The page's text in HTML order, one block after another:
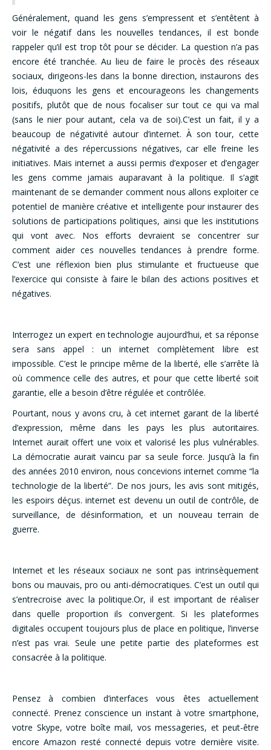
Généralement, quand les gens s’empressent et s’entêtent à
voir le négatif dans les nouvelles tendances, il est bonde
rappeler qu’il est trop tôt pour se décider. La question n’a pas
encore été tranchée. Au lieu de faire le procès des réseaux
sociaux, dirigeons-les dans la bonne direction, instaurons des
lois, éduquons les gens et encourageons les changements
positifs, plutôt que de nous focaliser sur tout ce qui va mal
(sans le nier pour autant, cela va de soi).C’est un fait, il y a
beaucoup de négativité autour d’internet. À son tour, cette
négativité a des répercussions négatives, car elle freine les
initiatives. Mais internet a aussi permis d’exposer et d’engager
les gens comme jamais auparavant à la politique. Il s’agit
maintenant de se demander comment nous allons exploiter ce
potentiel de manière créative et intelligente pour instaurer des
solutions de participations politiques, ainsi que les institutions
qui vont avec. Nos efforts devraient se concentrer sur
comment aider ces nouvelles tendances à prendre forme.
C’est une réflexion bien plus stimulante et fructueuse que
l’exercice qui consiste à faire le bilan des actions positives et
négatives.
Interrogez un expert en technologie aujourd’hui, et sa réponse
sera sans appel : un internet complètement libre est
impossible. C’est le principe même de la liberté, elle s’arrête là
où commence celle des autres, et pour que cette liberté soit
garantie, elle a besoin d’être régulée et contrôlée.
Pourtant, nous y avons cru, à cet internet garant de la liberté
d’expression, même dans les pays les plus autoritaires.
Internet aurait offert une voix et valorisé les plus vulnérables.
La démocratie aurait vaincu par sa seule force. Jusqu’à la fin
des années 2010 environ, nous concevions internet comme “la
technologie de la liberté”. De nos jours, les avis sont mitigés,
les espoirs déçus. internet est devenu un outil de contrôle, de
surveillance, de désinformation, et un nouveau terrain de
guerre.
Internet et les réseaux sociaux ne sont pas intrinsèquement
bons ou mauvais, pro ou anti-démocratiques. C’est un outil qui
s’entrecroise avec la politique.Or, il est important de réaliser
dans quelle proportion ils convergent. Si les plateformes
digitales occupent toujours plus de place en politique, l’inverse
n’est pas vrai. Seule une petite partie des plateformes est
consacrée à la politique.
Pensez à combien d’interfaces vous êtes actuellement
connecté. Prenez conscience un instant à votre smartphone,
votre Skype, votre boîte mail, vos messageries, et peut-être
encore Amazon resté connecté depuis votre dernière visite.